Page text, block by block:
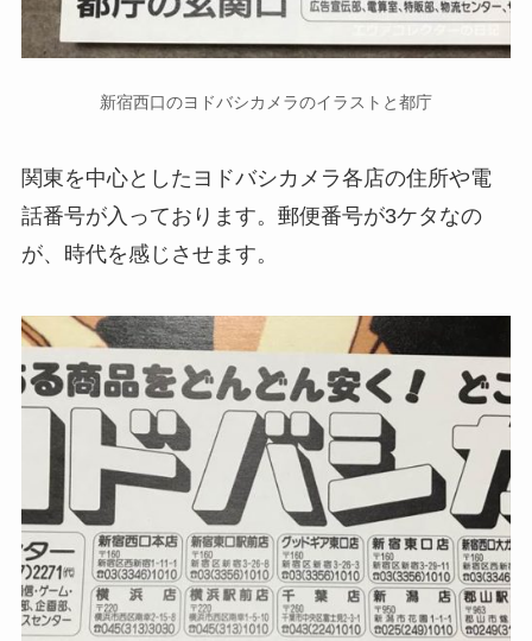
新宿西口のヨドバシカメラのイラストと都庁
関東を中心としたヨドバシカメラ各店の住所や電
話番号が入っております。郵便番号が3ケタなの
が、時代を感じさせます。